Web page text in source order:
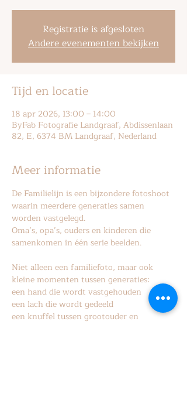
Registratie is afgesloten
Andere evenementen bekijken
Tijd en locatie
18 apr 2026, 13:00 – 14:00
ByFab Fotografie Landgraaf, Abdissenlaan
82, E, 6374 BM Landgraaf, Nederland
Meer informatie
De Familielijn is een bijzondere fotoshoot
waarin meerdere generaties samen
worden vastgelegd.
Oma’s, opa’s, ouders en kinderen die
samenkomen in één serie beelden.
Niet alleen een familiefoto, maar ook
kleine momenten tussen generaties:
een hand die wordt vastgehouden
een lach die wordt gedeeld
een knuffel tussen grootouder en